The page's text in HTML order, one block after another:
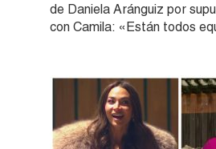
de Daniela Aránguiz por
con Camila: «Están todos